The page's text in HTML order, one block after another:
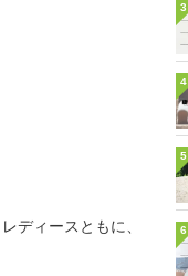
ディースともに、
3
4
5
6